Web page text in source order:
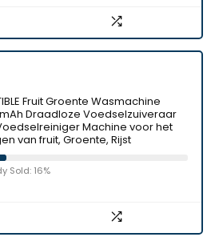
Fruit Groente Wasmachine
Draadloze Voedselzuiveraar
Machine voor het
van fruit, Groente, Rijst
Sold: 16%